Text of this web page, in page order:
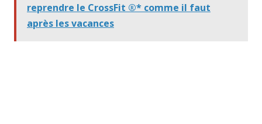
reprendre le CrossFit ®* comme il faut
après les vacances